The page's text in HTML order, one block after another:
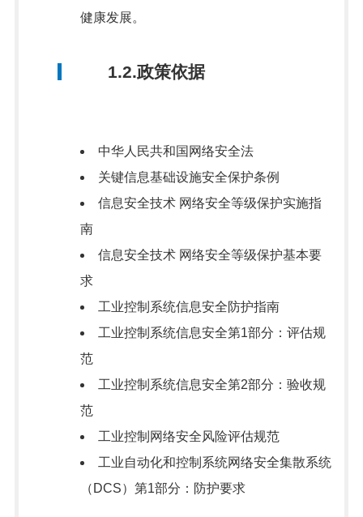
健康发展。
1.2.政策依据
中华人民共和国网络安全法
关键信息基础设施安全保护条例
信息安全技术 网络安全等级保护实施指
南
信息安全技术 网络安全等级保护基本要
求
工业控制系统信息安全防护指南
工业控制系统信息安全第1部分：评估规
范
工业控制系统信息安全第2部分：验收规
范
工业控制网络安全风险评估规范
工业自动化和控制系统网络安全集散系统
（DCS）第1部分：防护要求